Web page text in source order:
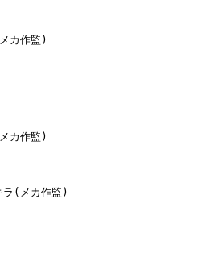
作監)
作監)
(メカ作監)